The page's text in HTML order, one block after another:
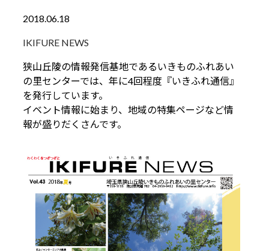
2018.06.18
IKIFURE NEWS
狭山丘陵の情報発信基地であるいきものふれあい
の里センターでは、年に4回程度『いきふれ通信』
を発行しています。
イベント情報に始まり、地域の特集ページなど情
報が盛りだくさんです。